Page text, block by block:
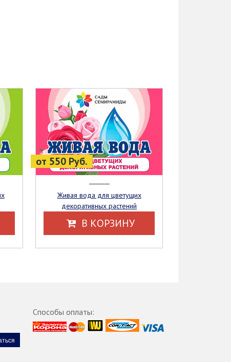
от 550 Руб.
Живая вода для цветущих
декоративных растений
В КОРЗИНУ
Способы оплаты: